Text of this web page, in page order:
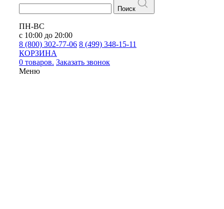
Поиск
ПН-ВС
с 10:00 до 20:00
8 (800) 302-77-06 8 (499) 348-15-11
КОРЗИНА
0 товаров. Заказать звонок
Меню